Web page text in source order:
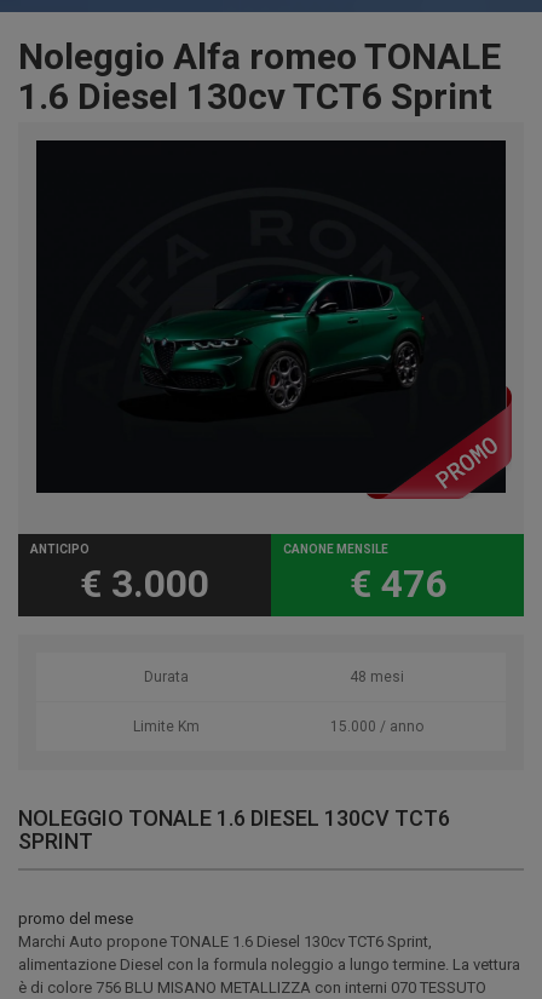
Noleggio Alfa romeo TONALE
1.6 Diesel 130cv TCT6 Sprint
ANTICIPO
€ 3.000
CANONE MENSILE
€ 476
Durata 48 mesi
Limite Km 15.000 / anno
NOLEGGIO TONALE 1.6 DIESEL 130CV TCT6
SPRINT
promo del mese
Marchi Auto propone TONALE 1.6 Diesel 130cv TCT6 Sprint,
alimentazione Diesel con la formula noleggio a lungo termine. La vettura
è di colore 756 BLU MISANO METALLIZZA con interni 070 TESSUTO